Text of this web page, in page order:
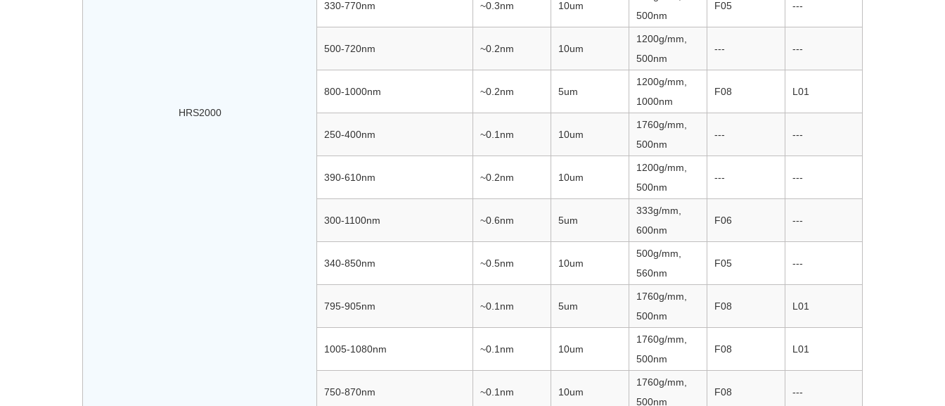
HRS2000
330-770nm ~0.3nm 10um
500nm
F05 ---
500-720nm ~0.2nm 10um
1200g/mm,
500nm
--- ---
800-1000nm ~0.2nm 5um
1200g/mm,
1000nm
F08 L01
250-400nm ~0.1nm 10um
1760g/mm,
500nm
--- ---
390-610nm ~0.2nm 10um
1200g/mm,
500nm
--- ---
300-1100nm ~0.6nm 5um
333g/mm,
600nm
F06 ---
340-850nm ~0.5nm 10um
500g/mm,
560nm
F05 ---
795-905nm ~0.1nm 5um
1760g/mm,
500nm
F08 L01
1005-1080nm ~0.1nm 10um
1760g/mm,
500nm
F08 L01
750-870nm ~0.1nm 10um
1760g/mm,
500nm
F08 ---